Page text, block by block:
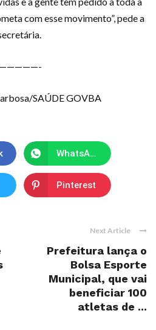
com esse movimento”, pede a
—————-
SAÚDE GOVBA
WhatsApp
Pinterest
Next Article
Prefeitura lança o
Bolsa Esporte
Municipal, que vai
beneficiar 100
atletas de ...